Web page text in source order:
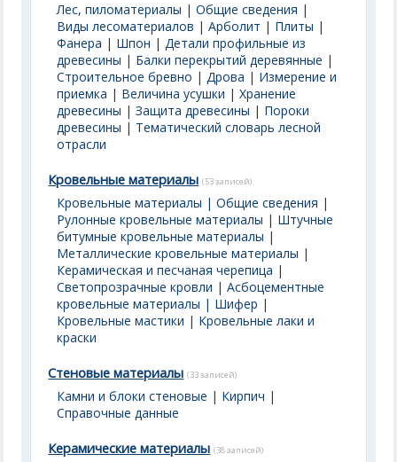
Лес, пиломатериалы | Общие сведения |
Виды лесоматериалов |Арболит | Плиты |
Фанера | Шпон |Детали профильные из
древесины | Балки перекрытий деревянные |
Строительное бревно |Дрова | Измерение и
приемка | Величина усушки |Хранение
древесины |Защита древесины | Пороки
древесины | Тематический словарь лесной
отрасли
Кровельные материалы (53 записей)
Кровельные материалы | Общие сведения |
Рулонные кровельные материалы | Штучные
битумные кровельные материалы |
Металлические кровельные материалы |
Керамическая и песчаная черепица |
Светопрозрачные кровли |Асбоцементные
кровельные материалы | Шифер |
Кровельные мастики | Кровельные лаки и
краски
Стеновые материалы (33 записей)
Камни и блоки стеновые | Кирпич |
Справочные данные
Керамические материалы (38 записей)